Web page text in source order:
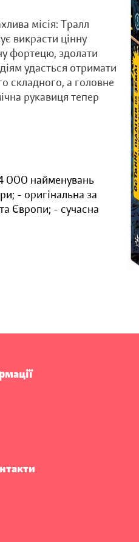
місія: Тралл
викрасти цінну
фортецю, здолати
удасться отримати
складного, а головне
рукавиця тепер
4 000 найменувань
- оригінальна за
Європи; - сучасна